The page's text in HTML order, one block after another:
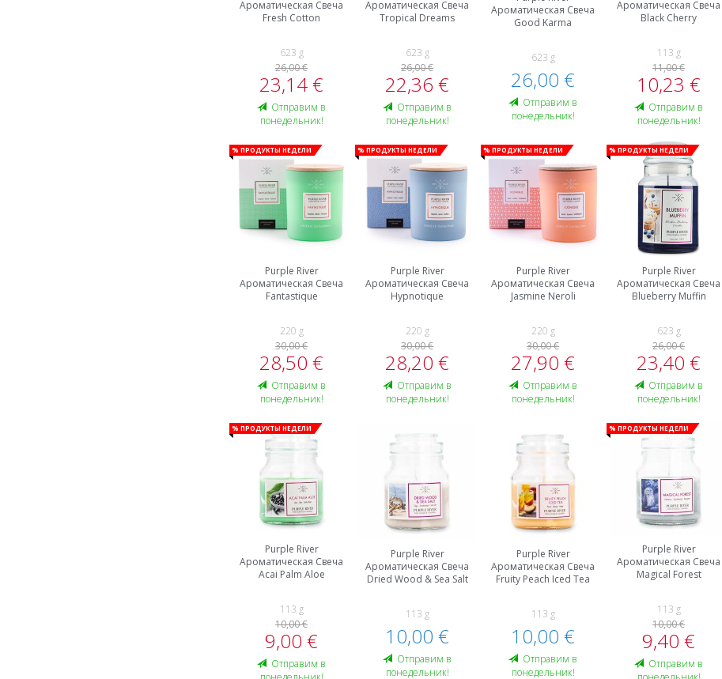
Ароматическая Свеча
Fresh Cotton
623 g
26,00 €
23,14 €
Oтправим в
понедельник!
Ароматическая Свеча
Tropical Dreams
623 g
26,00 €
22,36 €
Oтправим в
понедельник!
Ароматическая Свеча
Good Karma
623 g
26,00 €
Oтправим в
понедельник!
Ароматическая Свеча
Black Cherry
113 g
11,00 €
10,23 €
Oтправим в
понедельник!
% Продукты недели
Purple River
Ароматическая Свеча
Fantastique
220 g
30,00 €
28,50 €
Oтправим в
понедельник!
% Продукты недели
Purple River
Ароматическая Свеча
Hypnotique
220 g
30,00 €
28,20 €
Oтправим в
понедельник!
% Продукты недели
Purple River
Ароматическая Свеча
Jasmine Neroli
220 g
30,00 €
27,90 €
Oтправим в
понедельник!
% Продукты недели
Purple River
Ароматическая Свеча
Blueberry Muffin
623 g
26,00 €
23,40 €
Oтправим в
понедельник!
% Продукты недели
Purple River
Ароматическая Свеча
Acai Palm Aloe
113 g
10,00 €
9,00 €
Oтправим в
Purple River
Ароматическая Свеча
Dried Wood & Sea Salt
113 g
10,00 €
Oтправим в
понедельник!
Purple River
Ароматическая Свеча
Fruity Peach Iced Tea
113 g
10,00 €
Oтправим в
понедельник!
% Продукты недели
Purple River
Ароматическая Свеча
Magical Forest
113 g
10,00 €
9,40 €
Oтправим в